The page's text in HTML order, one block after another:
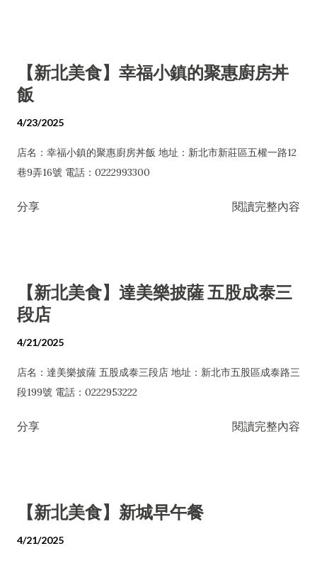
【新北美食】幸福小鎮的聚惠廚房丼
飯
4/23/2025
店名：幸福小鎮的聚惠廚房丼飯 地址：新北市新莊區五權一路12
巷9弄16號 電話：0222993300
分享 閱讀完整內容
【新北美食】達美樂披薩 五股成泰三
段店
4/21/2025
店名：達美樂披薩 五股成泰三段店 地址：新北市五股區成泰路三
段199號 電話：0222953222
分享 閱讀完整內容
【新北美食】新城早午餐
4/21/2025